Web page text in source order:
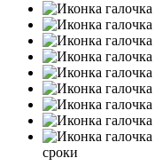
сроки